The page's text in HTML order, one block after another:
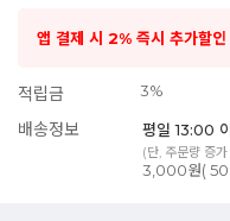
앱 결제 시 2% 즉시 추가할인
적립금 3%
배송정보 평일 13:00
(단, 주문량 증
3,000원(